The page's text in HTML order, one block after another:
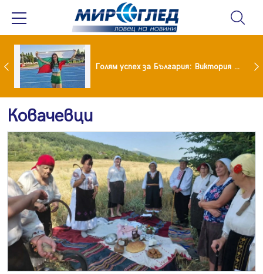
Когато всичко те дразни: тези трикове променят настроението за минути Голям успех за България: Виктория Ангелова грабна световна титла в тройния скок
Ковачевци